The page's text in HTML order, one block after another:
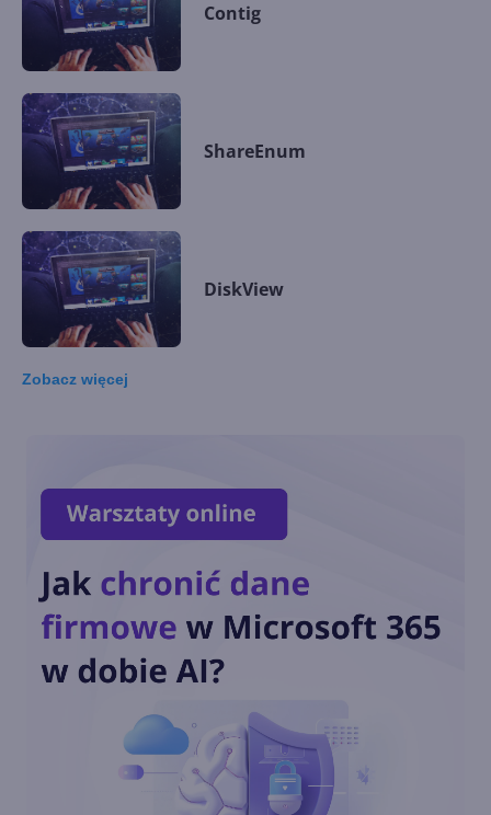
Contig
ShareEnum
DiskView
AutoRuns
Zobacz więcej